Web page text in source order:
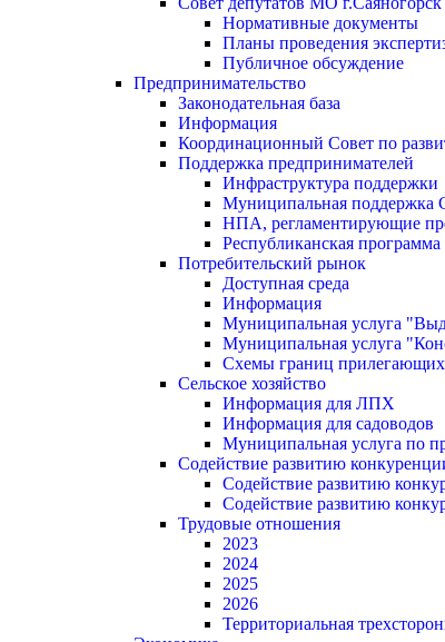
Нормативные документы
Планы проведения
Публичное обсуждение
Предпринимательство
Законодательная база
Информация
Координационный Совет по
Поддержка предпринимателей
Инфраструктура поддержки
Муниципальная
НПА, регламентирующие
Республиканская
Потребительский рынок
Доступная среда
Информация
Муниципальная услуга
Муниципальная услуга
Схемы границ прилегающих
Сельское хозяйство
Информация для ЛПХ
Информация для садоводов
Муниципальная услуга по
Содействие развитию
Содействие развитию
Содействие развитию
Трудовые отношения
2023
2024
2025
2026
Территориальная